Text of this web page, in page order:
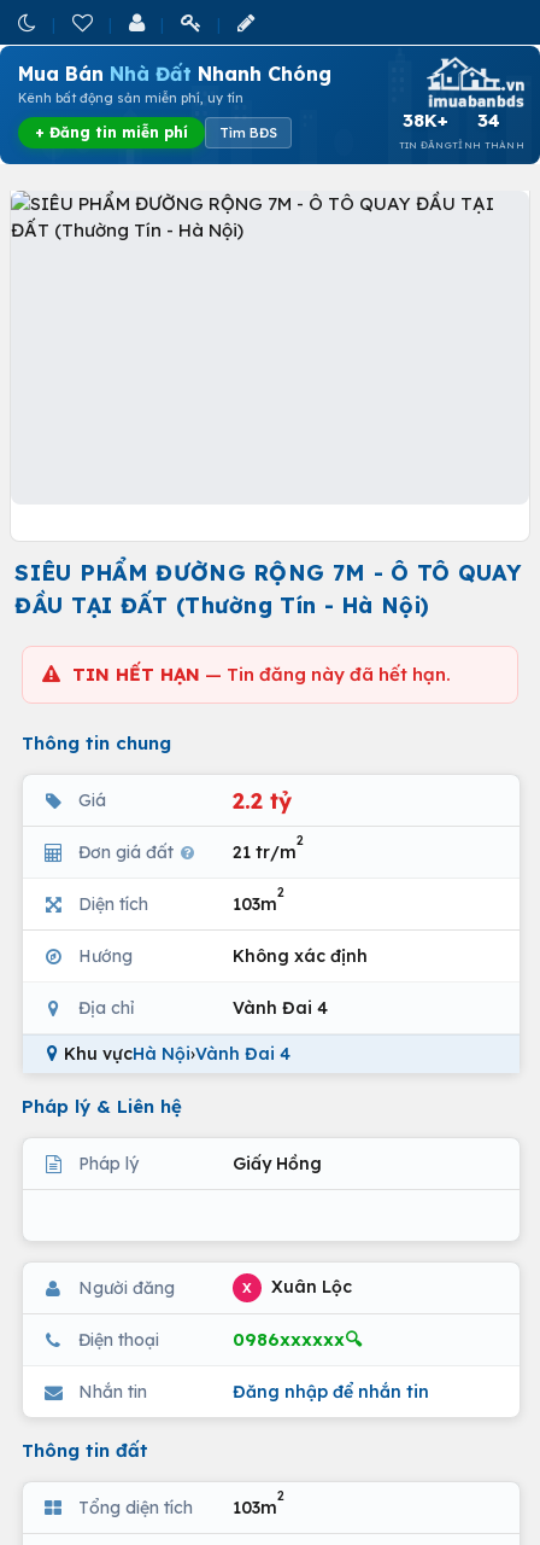
Mua Bán Nhà Đất Nhanh Chóng
Kênh bất động sản miễn phí, uy tín
+ Đăng tin miễn phí Tìm BĐS
38K+
TIN ĐĂNG
34
TỈNH THÀNH
SIÊU PHẨM ĐƯỜNG RỘNG 7M - Ô TÔ QUAY
ĐẦU TẠI ĐẤT (Thường Tín - Hà Nội)
TIN HẾT HẠN — Tin đăng này đã hết hạn.
Thông tin chung
Giá 2.2 tỷ
Đơn giá đất 21 tr/m
2
Diện tích 103m
2
Hướng Không xác định
Địa chỉ Vành Đai 4
Khu vựcHà Nội›Vành Đai 4
Pháp lý & Liên hệ
Pháp lý Giấy Hồng
Người đăng X Xuân Lộc
Điện thoại 0986xxxxxx🔍
Nhắn tin Đăng nhập để nhắn tin
Thông tin đất
Tổng diện tích 103m
2